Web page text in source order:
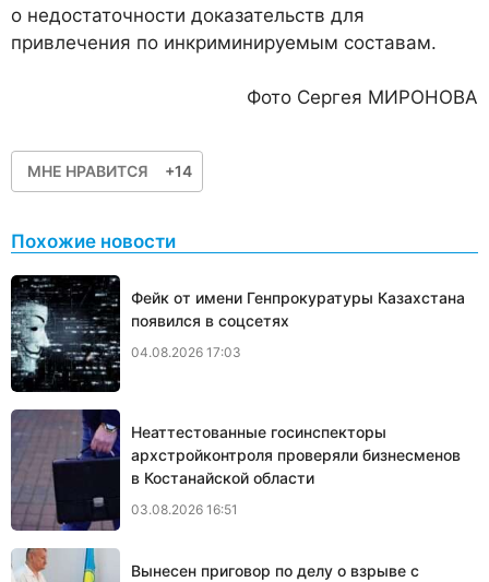
о недостаточности доказательств для
привлечения по инкриминируемым составам.
Фото Сергея МИРОНОВА
МНЕ НРАВИТСЯ +14
Похожие новости
Фейк от имени Генпрокуратуры Казахстана
появился в соцсетях
04.08.2026 17:03
Неаттестованные госинспекторы
архстройконтроля проверяли бизнесменов
в Костанайской области
03.08.2026 16:51
Вынесен приговор по делу о взрыве с